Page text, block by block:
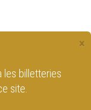
×
les billetteries
site.